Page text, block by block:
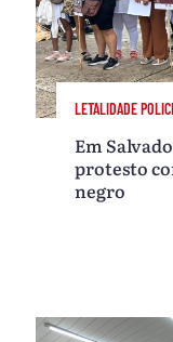
LETALIDADE
Em
protesto
negro